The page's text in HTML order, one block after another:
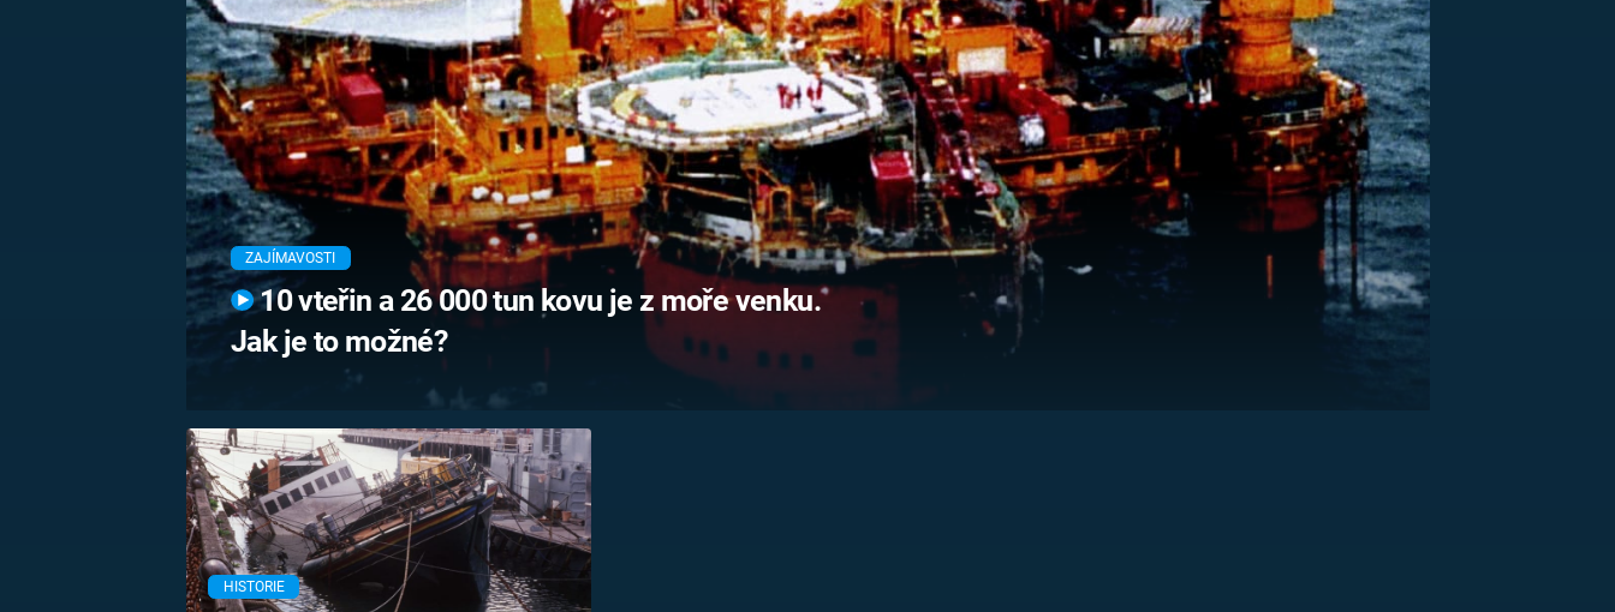
PRVNÍ SVĚTOVÁ
MARIE TEREZIE
NAPOLEON
BONAPARTE
BRITSKÁ
KRÁLOVSKÁ
RODINA
UFO A
MIMOZEMŠŤANÉ
UTAJENÉ PŘÍBĚHY
ČESKÝCH DĚJIN
ALTERNATIVNÍ
HISTORIE
FILMY VERSUS
REALITA
HORORY VERSUS
REALITA
OPTICKÉ ILUZE A
KLAMY
ZAJÍMAVOSTI
10 vteřin a 26 000 tun kovu je z moře venku.
Jak je to možné?
HISTORIE